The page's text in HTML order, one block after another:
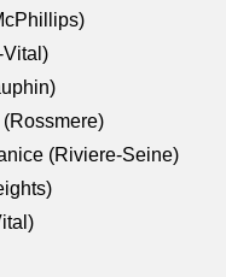
Vital)
(Riviere-Seine)